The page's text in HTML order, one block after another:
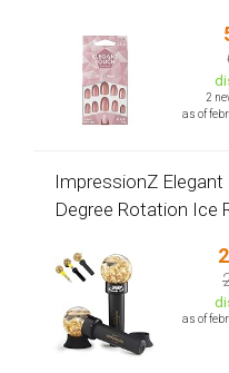
2
as of
ImpressionZ
Degree Rotation Ice
as of